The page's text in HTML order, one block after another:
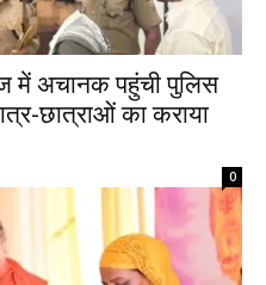
में अचानक पहुंची पुलिस
छात्राओं का कराया
0